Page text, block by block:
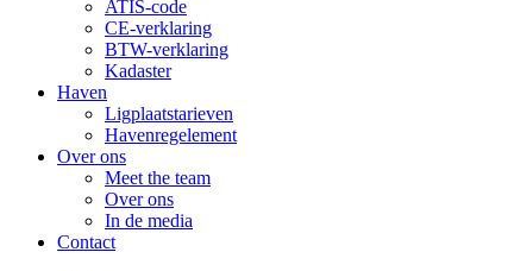
ATIS-code
CE-verklaring
BTW-verklaring
Kadaster
Haven
Ligplaatstarieven
Havenregelement
Over ons
Meet the team
Over ons
In de media
Contact